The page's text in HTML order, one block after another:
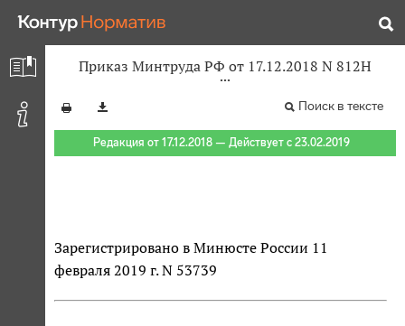
Приказ Минтруда РФ от 17.12.2018 N 812Н
Поиск в тексте
Редакция от 17.12.2018 — Действует с 23.02.2019
Зарегистрировано в Минюсте России 11
февраля 2019 г. N 53739